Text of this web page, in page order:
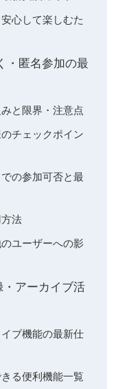
心して楽しむた
・匿名参加の最
と限界・注意点
チェックポイン
の参加可否と最
法
ユーザーへの影
アーカイブ活
ブ機能の最新仕
る便利機能一覧